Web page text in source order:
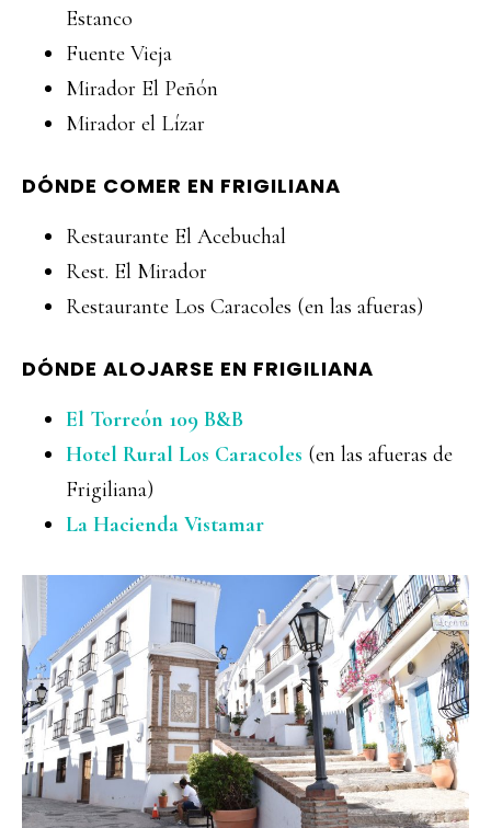
Estanco
Fuente Vieja
Mirador El Peñón
Mirador el Lízar
DÓNDE COMER EN FRIGILIANA
Restaurante El Acebuchal
Rest. El Mirador
Restaurante Los Caracoles (en las afueras)
DÓNDE ALOJARSE EN FRIGILIANA
El Torreón 109 B&B
Hotel Rural Los Caracoles (en las afueras de
Frigiliana)
La Hacienda Vistamar